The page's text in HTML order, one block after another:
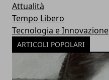
Attualità
Tempo Libero
Tecnologia e Innovazione
ARTICOLI POPOLARI